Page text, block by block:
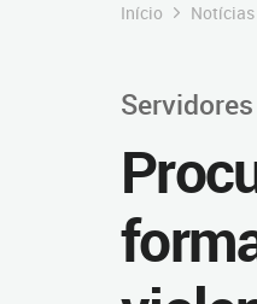
Início Notícias
Servidores